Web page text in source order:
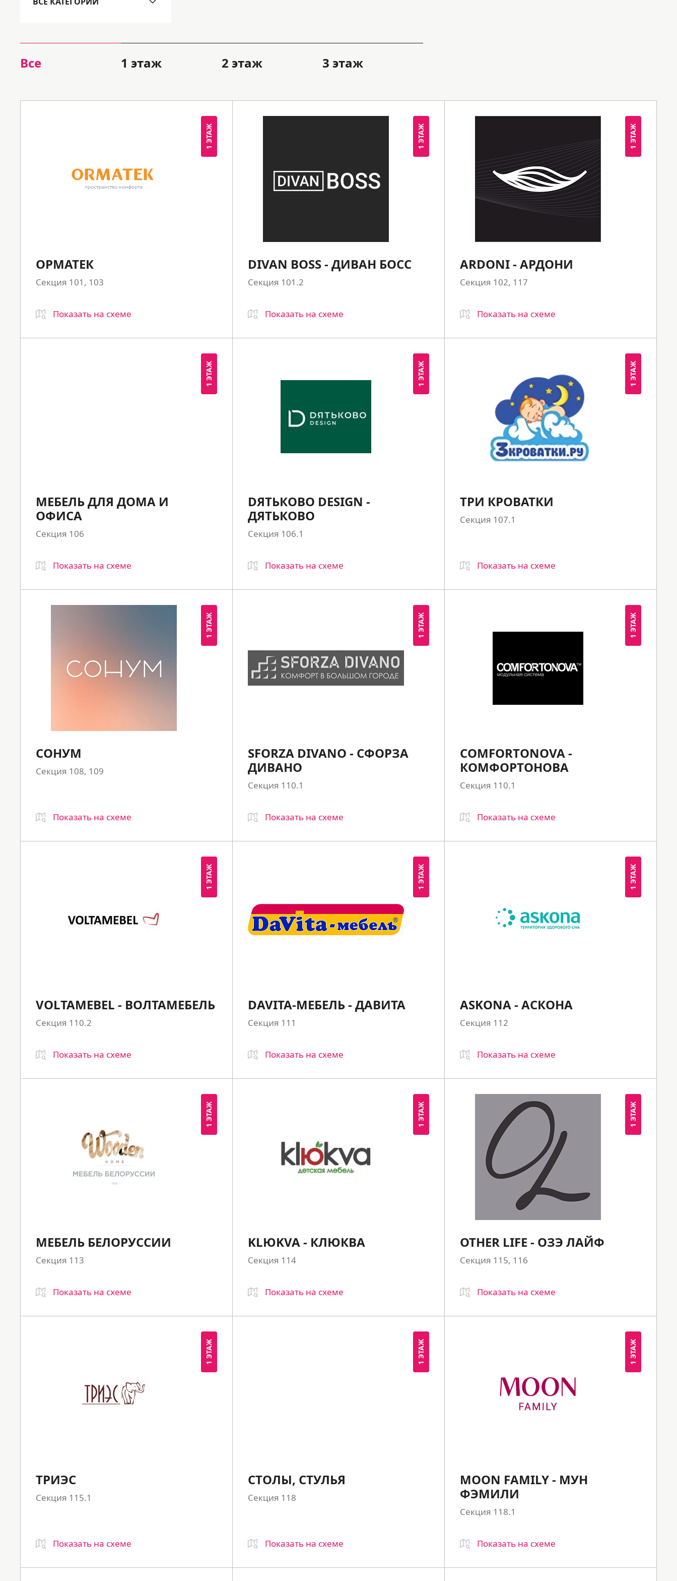
Все 1 этаж 2 этаж 3 этаж
1 ЭТАЖ
ОРМАТЕК
Секция 101, 103
Показать на схеме
1 ЭТАЖ
DIVAN BOSS - ДИВАН БОСС
Секция 101.2
Показать на схеме
1 ЭТАЖ
ARDONI - АРДОНИ
Секция 102, 117
Показать на схеме
1 ЭТАЖ
МЕБЕЛЬ ДЛЯ ДОМА И
ОФИСА
Секция 106
Показать на схеме
1 ЭТАЖ
DЯТЬКОВО DESIGN -
ДЯТЬКОВО
Секция 106.1
Показать на схеме
1 ЭТАЖ
ТРИ КРОВАТКИ
Секция 107.1
Показать на схеме
1 ЭТАЖ
СОНУМ
Секция 108, 109
Показать на схеме
1 ЭТАЖ
SFORZA DIVANO - СФОРЗА
ДИВАНО
Секция 110.1
Показать на схеме
1 ЭТАЖ
COMFORTONOVA -
КОМФОРТОНОВА
Секция 110.1
Показать на схеме
1 ЭТАЖ
VOLTAMEBEL - ВОЛТАМЕБЕЛЬ
Секция 110.2
Показать на схеме
1 ЭТАЖ
DAVITA-МЕБЕЛЬ - ДАВИТА
Секция 111
Показать на схеме
1 ЭТАЖ
ASKONA - АСКОНА
Секция 112
Показать на схеме
1 ЭТАЖ
МЕБЕЛЬ БЕЛОРУССИИ
Секция 113
Показать на схеме
1 ЭТАЖ
KLЮKVA - КЛЮКВА
Секция 114
Показать на схеме
1 ЭТАЖ
OTHER LIFE - ОЗЭ ЛАЙФ
Секция 115, 116
Показать на схеме
1 ЭТАЖ
ТРИЭС
Секция 115.1
Показать на схеме
1 ЭТАЖ
СТОЛЫ, СТУЛЬЯ
Секция 118
Показать на схеме
1 ЭТАЖ
MOON FAMILY - МУН
ФЭМИЛИ
Секция 118.1
Показать на схеме